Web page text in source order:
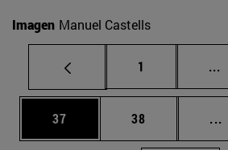
Imagen Manuel Castells
Página
1 ...
Página
37 Página
38 ...